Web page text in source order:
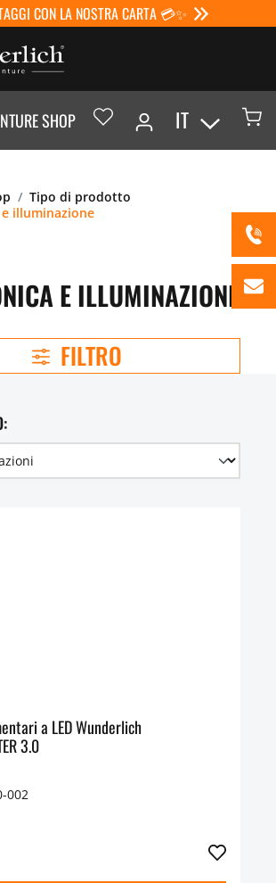
CON LA NOSTRA CARTA 💳✨
SHOP IT
Tipo di prodotto
illuminazione
E ILLUMINAZIONE
FILTRO
a LED Wunderlich
3.0
002